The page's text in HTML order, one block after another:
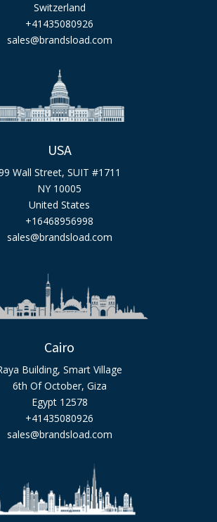
Switzerland
+41435080926
sales@brandsload.com
USA
Wall Street, SUIT #1711
NY 10005
United States
+16468956998
sales@brandsload.com
Cairo
Building, Smart Village
6th Of October, Giza
Egypt 12578
+41435080926
sales@brandsload.com